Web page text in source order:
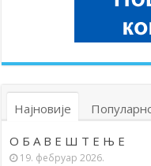
Најновије
О Б А В Е Ш Т Е Њ Е
19. фебруар 2026.